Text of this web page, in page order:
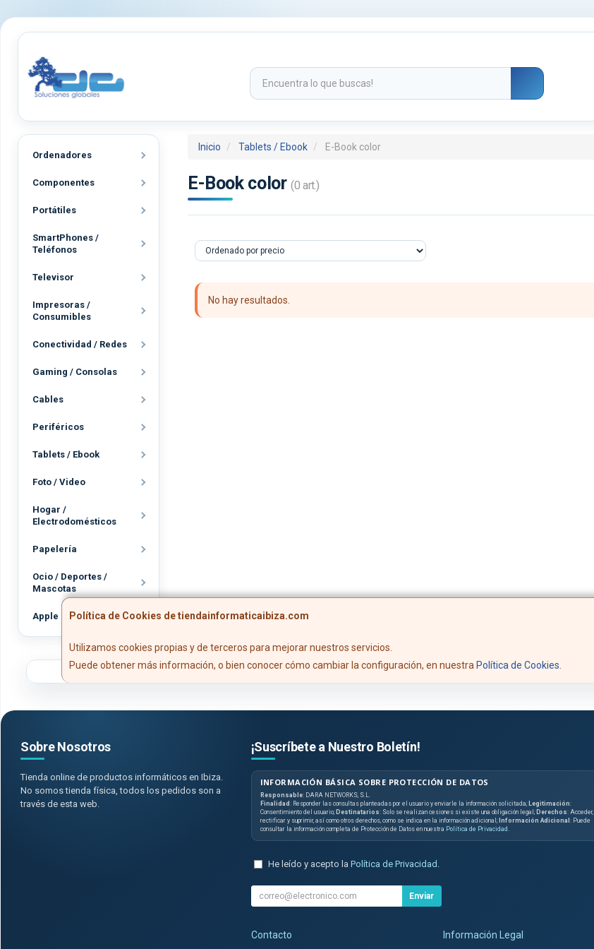
Ordenadores
Componentes
Portátiles
SmartPhones /
Teléfonos
Televisor
Impresoras /
Consumibles
Conectividad / Redes
Gaming / Consolas
Cables
Periféricos
Tablets / Ebook
Foto / Video
Hogar /
Electrodomésticos
Papelería
Ocio / Deportes /
Mascotas
Apple
Inicio Tablets / Ebook E-Book color
E-Book color(0 art.)
No hay resultados.
Política de Cookies de tiendainformaticaibiza.com
Utilizamos cookies propias y de terceros para mejorar nuestros servicios.
Puede obtener más información, o bien conocer cómo cambiar la configuración, en nuestra Política de Cookies
Sobre Nosotros
Tienda online de productos informáticos en Ibiza.
No somos tienda física, todos los pedidos son a
través de esta web.
¡Suscríbete a Nuestro Boletín!
INFORMACIÓN BÁSICA SOBRE PROTECCIÓN DE DATOS
Responsable: DARA NETWORKS, S.L.
Finalidad : Responder las consultas planteadas por el usuario y enviarle la información solicitada; Legitimación:
Consentimiento del usuario; Destinatarios: Solo se realizan cesiones si existe una obligación legal; Derechos: Acceder,
rectificar y suprimir, así como otros derechos, como se indica en la información adicional; Información Adicional : Puede
consultar la información completa de Protección de Datos en nuestra Política de Privacidad.
He leído y acepto la Política de Privacidad .
Enviar
Contacto Información Legal